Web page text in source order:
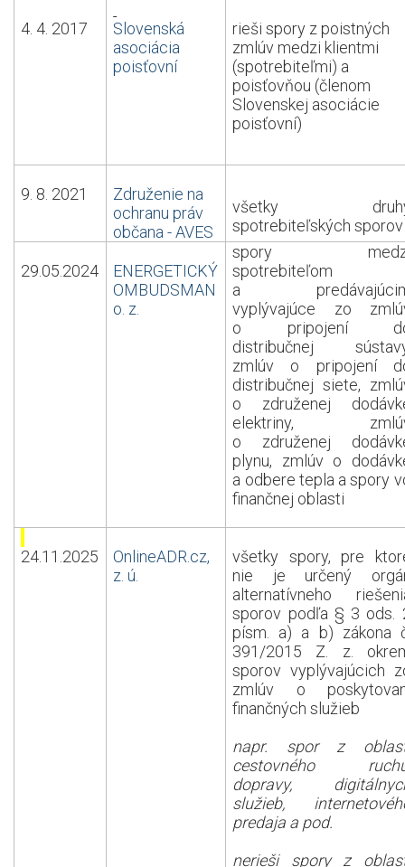
4. 4. 2017
Slovenská
asociácia
poisťovní
rieši spory z poistných
zmlúv medzi klientmi
(spotrebiteľmi) a
poisťovňou (členom
Slovenskej asociácie
poisťovní)
9. 8. 2021
Združenie na
ochranu práv
občana - AVES
všetky
spotrebiteľských sporov
29.05.2024
ENERGETICKÝ
OMBUDSMAN
o. z.
spory
spotrebiteľom
a
vyplývajúce zo
o pripojení
distribučnej
zmlúv o pripojení
distribučnej siete,
o združenej
elektriny,
o združenej
plynu, zmlúv o
a odbere tepla a spory
finančnej oblasti
24.11.2025
OnlineADR.cz,
z. ú.
všetky spory, pre
nie je určený
alternatívneho
sporov podľa § 3 ods.
písm. a) a b) zákona
391/2015 Z. z.
sporov vyplývajúcich
zmlúv o
finančných služieb
napr. spor z
cestovného
dopravy,
služieb,
predaja a pod.
nerieši spory z